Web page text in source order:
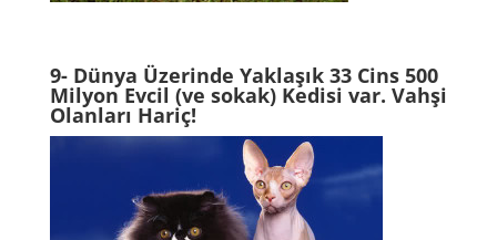
9- Dünya Üzerinde Yaklaşık 33 Cins 500
Milyon Evcil (ve sokak) Kedisi var. Vahşi
Olanları Hariç!